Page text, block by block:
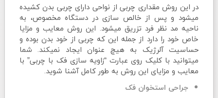
در این روش مقداری چربی از نواحی دارای چربی بدن کشیده
میشود و پس از خالص سازی در دستگاه مخصوص، به
ناحیه مد نظر فرد تزریق میشود. این روش معایب و مزایا
خاص خود را دارد از جمله این که چربی از خود بدن بوده و
حساسیت آلرژیک به هیچ عنوان ایجاد نمیکند. شما
میتوانید با کلیک روی عبارت “زاویه سازی فک با چربی” با
معایب و مزایای این روش به طور کامل آشنا شوید.
جراحی استخوان فک